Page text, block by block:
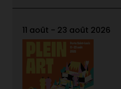
11 août - 23 août 2026